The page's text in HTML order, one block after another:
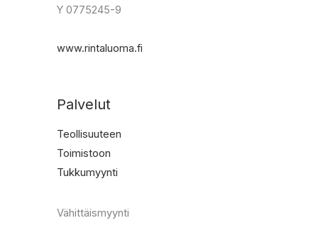
Y 0775245-9
www.rintaluoma.fi
Palvelut
Teollisuuteen
Toimistoon
Tukkumyynti
Vähittäismyynti